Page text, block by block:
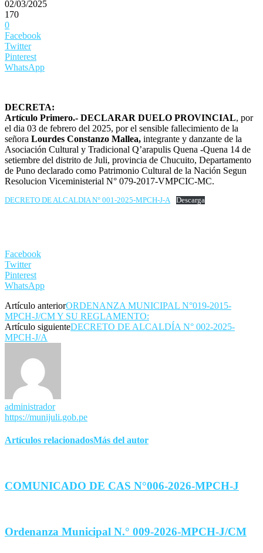
02/03/2025
170
0
Facebook
Twitter
Pinterest
WhatsApp
DECRETA:
Artículo Primero.- DECLARAR DUELO PROVINCIAL, por
el dia 03 de febrero del 2025, por el sensible fallecimiento de la
señora Lourdes Constanzo Mallea, integrante y danzante de la
Asociación Cultural y Tradicional Q’arapulis Quena -Quena 14 de
setiembre del distrito de Juli, provincia de Chucuito, Departamento
de Puno declarado como Patrimonio Cultural de la Nación Segun
Resolucion Viceministerial N° 079-2017-VMPCIC-MC.
DECRETO DE ALCALDIA N° 001-2025-MPCH-J-A Descarga
Facebook
Twitter
Pinterest
WhatsApp
Artículo anteriorORDENANZA MUNICIPAL N°019-2015-
MPCH-J/CM Y SU REGLAMENTO:
Artículo siguienteDECRETO DE ALCALDÍA N° 002-2025-
MPCH-J/A
administrador
https://munijuli.gob.pe
Artículos relacionadosMás del autor
COMUNICADO DE CAS N°006-2026-MPCH-J
Ordenanza Municipal N.° 009-2026-MPCH-J/CM